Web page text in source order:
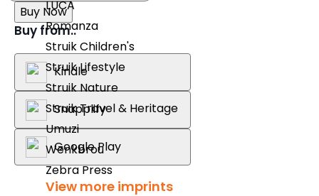
LUCA
Romanza
Struik Children's
Struik Lifestyle
Struik Nature
Struik Travel & Heritage
Umuzi
Wenkbrou
Zebra Press
View more imprints
Buy Now
Buy from..
Kindle
Snapplify
Google Play